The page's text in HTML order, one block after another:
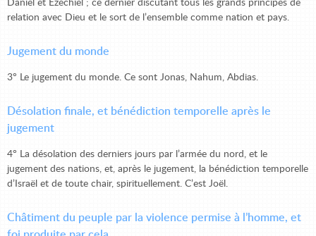
Daniel et Ézéchiel ; ce dernier discutant tous les grands principes de
relation avec Dieu et le sort de l’ensemble comme nation et pays.
Jugement du monde
3° Le jugement du monde. Ce sont Jonas, Nahum, Abdias.
Désolation finale, et bénédiction temporelle après le
jugement
4° La désolation des derniers jours par l’armée du nord, et le
jugement des nations, et, après le jugement, la bénédiction temporelle
d’Israël et de toute chair, spirituellement. C’est Joël.
Châtiment du peuple par la violence permise à l’homme, et